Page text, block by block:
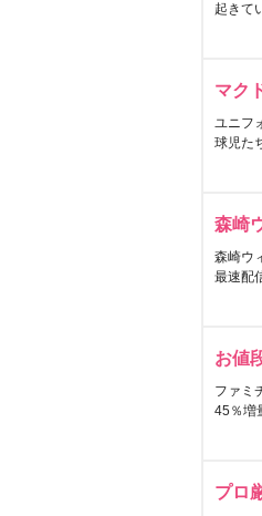
起きて
マク
ユニフ
球児た
森崎
森崎ウ
最速配
お値
ファミ
45％増
プロ